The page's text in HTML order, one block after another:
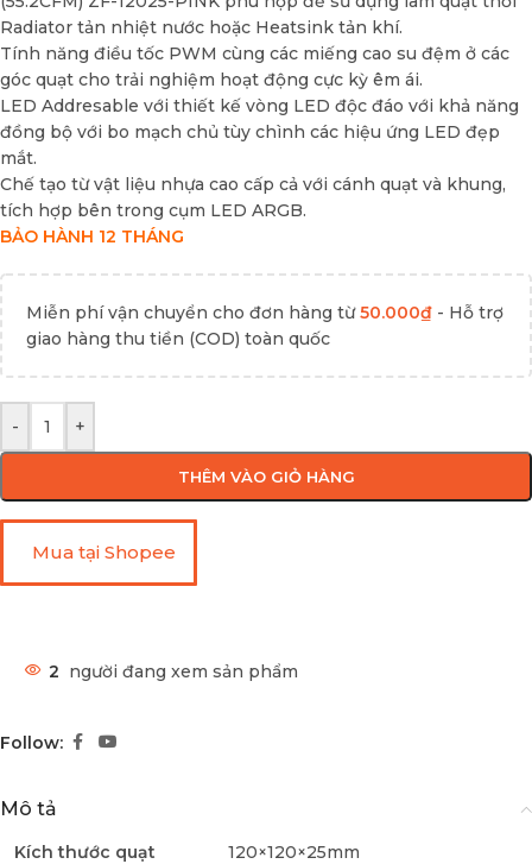
Radiator tản nhiệt nước hoặc Heatsink tản khí.
Tính năng điều tốc PWM cùng các miếng cao su đệm ở các
góc quạt cho trải nghiệm hoạt động cực kỳ êm ái.
LED Addresable với thiết kế vòng LED độc đáo với khả năng
đồng bộ với bo mạch chủ tùy chình các hiệu ứng LED đẹp
mắt.
Chế tạo từ vật liệu nhựa cao cấp cả với cánh quạt và khung,
tích hợp bên trong cụm LED ARGB.
BẢO HÀNH 12 THÁNG
Miễn phí vận chuyển cho đơn hàng từ50.000₫ - Hỗ trợ
giao hàng thu tiền (COD) toàn quốc
- +
THÊM VÀO GIỎ HÀNG
Mua tại Shopee
2 người đang xem sản phẩm
Follow:
Mô tả
Kích thước quạt 120×120×25mm